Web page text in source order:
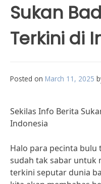
Sukan
Terkini di
Posted on March 11, 2025
Sekilas Info Berita
Indonesia
Halo para pecinta bulu
sudah tak sabar untuk
terkini seputar dunia